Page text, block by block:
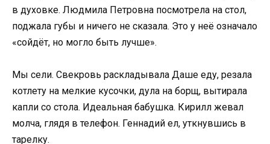
в духовке. Людмила Петровна посмотрела на стол,
поджала губы и ничего не сказала. Это у неё означало
«сойдёт, но могло быть лучше».
Мы сели. Свекровь раскладывала Даше еду, резала
котлету на мелкие кусочки, дула на борщ, вытирала
капли со стола. Идеальная бабушка. Кирилл жевал
молча, глядя в телефон. Геннадий ел, уткнувшись в
тарелку.